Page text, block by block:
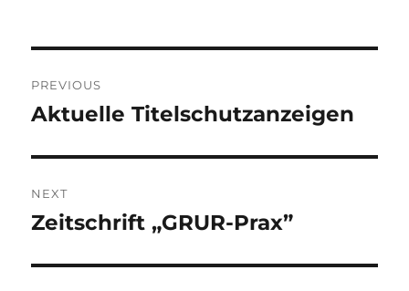
navigation
PREVIOUS
Previous
Aktuelle Titelschutzanzeigen
NEXT
Next
Zeitschrift „GRUR-Prax”